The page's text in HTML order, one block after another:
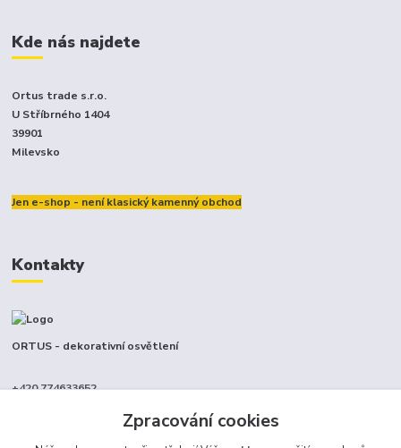
Kde nás najdete
Ortus trade s.r.o.
U Stříbrného 1404
39901
Milevsko
Jen e-shop - není klasický kamenný obchod
Kontakty
ORTUS - dekorativní osvětlení
+420 774633652
Zpracování cookies